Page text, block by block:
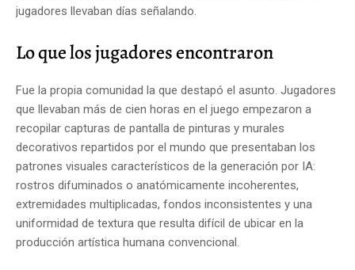
jugadores llevaban días señalando.
Lo que los jugadores encontraron
Fue la propia comunidad la que destapó el asunto. Jugadores
que llevaban más de cien horas en el juego empezaron a
recopilar capturas de pantalla de pinturas y murales
decorativos repartidos por el mundo que presentaban los
patrones visuales característicos de la generación por IA:
rostros difuminados o anatómicamente incoherentes,
extremidades multiplicadas, fondos inconsistentes y una
uniformidad de textura que resulta difícil de ubicar en la
producción artística humana convencional.